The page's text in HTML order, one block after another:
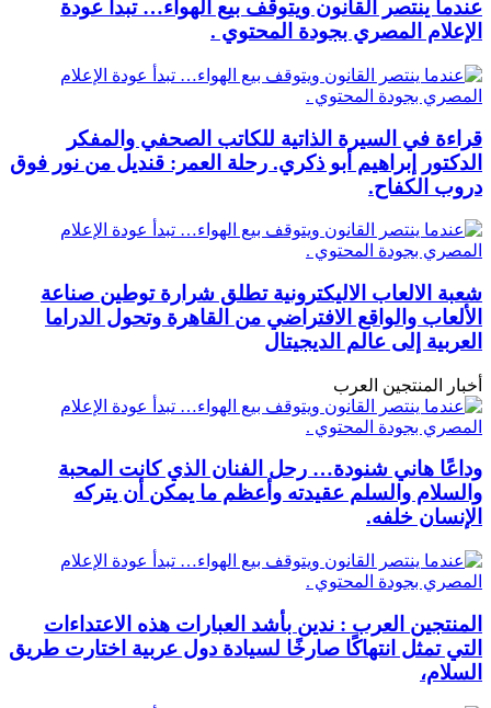
عندما ينتصر القانون ويتوقف بيع الهواء… تبدأ عودة
الإعلام المصري بجودة المحتوي .
قراءة في السيرة الذاتية للكاتب الصحفي والمفكر
الدكتور إبراهيم أبو ذكري. رحلة العمر: قنديل من نور فوق
دروب الكفاح.
شعبة الالعاب الاليكترونية تطلق شرارة توطين صناعة
الألعاب والواقع الافتراضي من القاهرة وتحول الدراما
العربية إلى عالم الديجيتال
أخبار المنتجين العرب
وداعًا هاني شنودة… رحل الفنان الذي كانت المحبة
والسلام والسلم عقيدته وأعظم ما يمكن أن يتركه
الإنسان خلفه.
المنتجين العرب : ندين بأشد العبارات هذه الاعتداءات
التي تمثل انتهاكًا صارخًا لسيادة دول عربية اختارت طريق
السلام،